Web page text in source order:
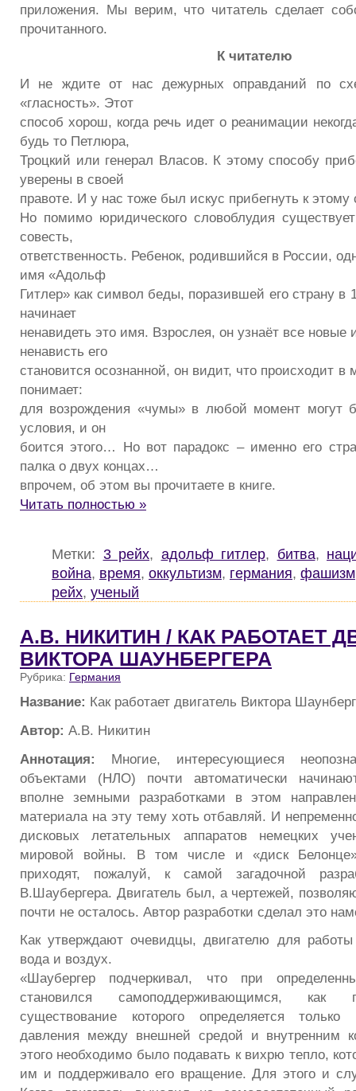
приложения. Мы верим, что читатель сделает
прочитанного.
К читателю
И не ждите от нас дежурных оправданий по
«гласность». Этот
способ хорош, когда речь идет о реанимации
будь то Петлюра,
Троцкий или генерал Власов. К этому способу
уверены в своей
правоте. И у нас тоже был искус прибегнуть к этому
Но помимо юридического словоблудия
совесть,
ответственность. Ребенок, родившийся в России,
имя «Адольф
Гитлер» как символ беды, поразившей его страну в
начинает
ненавидеть это имя. Взрослея, он узнаёт все новые
ненависть его
становится осознанной, он видит, что происходит в
понимает:
для возрождения «чумы» в любой момент могут
условия, и он
боится этого… Но вот парадокс – именно его
палка о двух концах…
впрочем, об этом вы прочитаете в книге.
Читать полностью »
Метки: 3 рейх, адольф гитлер, битва,
война, время, оккультизм, германия, фашизм
рейх, ученый
А.В. НИКИТИН / КАК РАБОТАЕТ
ВИКТОРА ШАУНБЕРГЕРА
Рубрика: Германия
Название: Как работает двигатель Виктора
Автор: А.В. Никитин
Аннотация: Многие, интересующиеся
объектами (НЛО) почти автоматически
вполне земными разработками в этом
материала на эту тему хоть отбавляй. И
дисковых летательных аппаратов немецких
мировой войны. В том числе и «диск
приходят, пожалуй, к самой загадочной
В.Шаубергера. Двигатель был, а чертежей,
почти не осталось. Автор разработки сделал это
Как утверждают очевидцы, двигателю для
вода и воздух.
«Шаубергер подчеркивал, что при
становился самоподдерживающимся, как
существование которого определяется только
давления между внешней средой и внутренним
этого необходимо было подавать к вихрю тепло,
им и поддерживало его вращение. Для этого и